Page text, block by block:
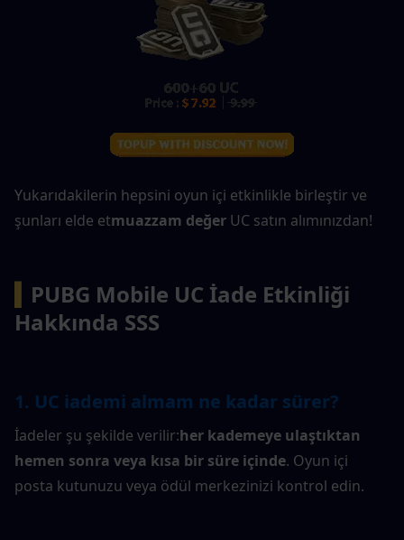
Yukarıdakilerin hepsini oyun içi etkinlikle birleştir ve
şunları elde etmuazzam değer UC satın alımınızdan!
PUBG Mobile UC İade Etkinliği
Hakkında SSS
1. UC iademi almam ne kadar sürer?
İadeler şu şekilde verilir:her kademeye ulaştıktan
hemen sonra veya kısa bir süre içinde. Oyun içi
posta kutunuzu veya ödül merkezinizi kontrol edin.